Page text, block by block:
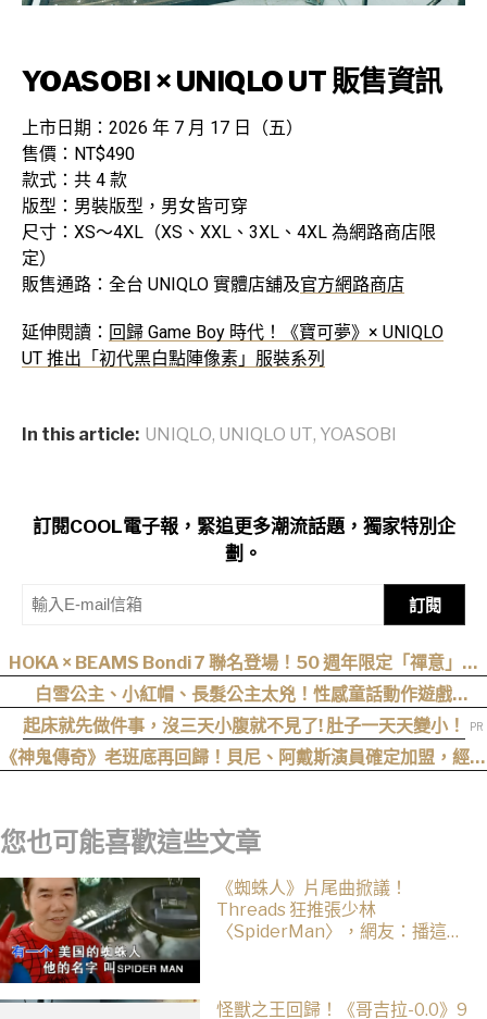
YOASOBI × UNIQLO UT 販售資訊
上市日期：2026 年 7 月 17 日（五）
售價：NT$490
款式：共 4 款
版型：男裝版型，男女皆可穿
尺寸：XS～4XL（XS、XXL、3XL、4XL 為網路商店限
定）
販售通路：全台 UNIQLO 實體店舖及官方網路商店
延伸閱讀： 回歸 Game Boy 時代！《寶可夢》× UNIQLO
UT 推出「初代黑白點陣像素」服裝系列
In this article: UNIQLO, UNIQLO UT, YOASOBI
訂閱COOL電子報，緊追更多潮流話題，獨家特別企
劃。
訂閱
HOKA × BEAMS Bondi 7 聯名登場！50 週年限定「禪意」配
色！
白雪公主、小紅帽、長髮公主太兇！性感童話動作遊戲
《Swords & Slippers》Steam 頁面公開
起床就先做件事，沒三天小腹就不見了! 肚子一天天變小！
《神鬼傳奇》老班底再回歸！貝尼、阿戴斯演員確定加盟，經典
您也可能喜歡這些文章
《蜘蛛人》片尾曲掀議！
Threads 狂推張少林
〈SpiderMan〉，網友：播這個
怪獸之王回歸！《哥吉拉-0.0》9